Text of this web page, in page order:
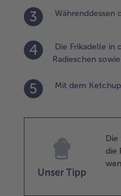
3 Währenddessen
4
Die Frikadelle in
Radieschen
5 Mit dem
Unser Tipp
Die
die